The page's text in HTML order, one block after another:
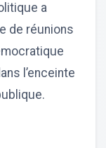
a
de réunions
l’enceinte